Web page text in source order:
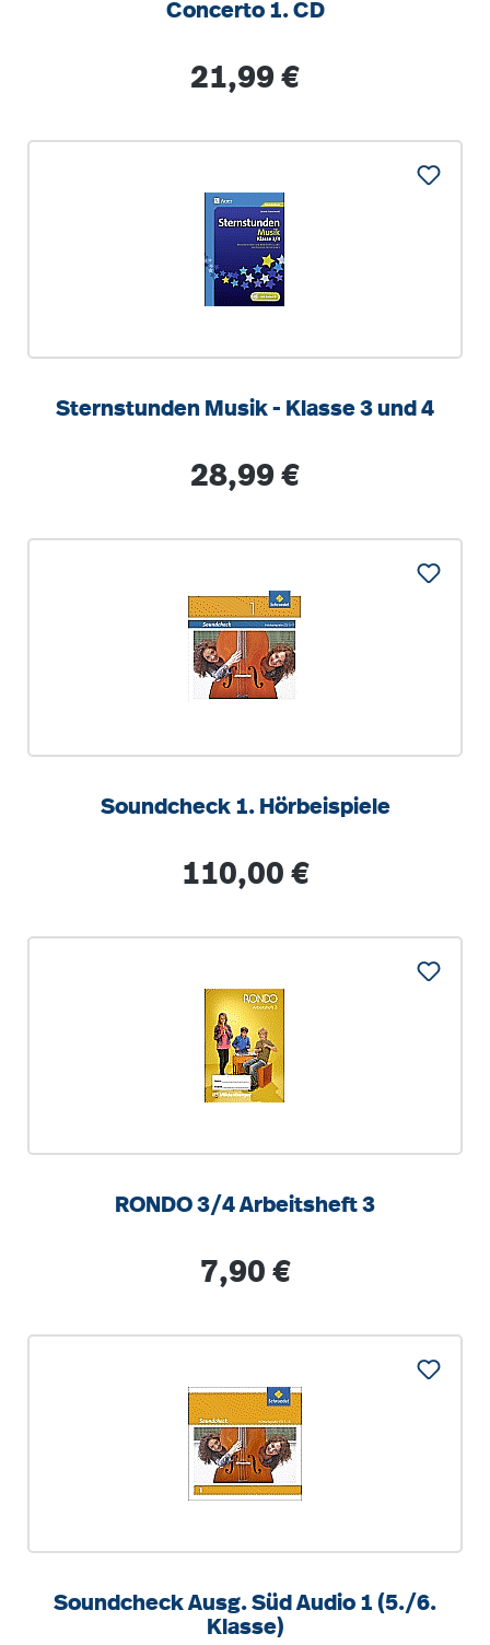
Concerto 1. CD
Regulärer Preis:
21,99 €
Sternstunden Musik - Klasse 3 und 4
Regulärer Preis:
28,99 €
Soundcheck 1. Hörbeispiele
Regulärer Preis:
110,00 €
RONDO 3/4 Arbeitsheft 3
Regulärer Preis:
7,90 €
Soundcheck Ausg. Süd Audio 1 (5./6.
Klasse)